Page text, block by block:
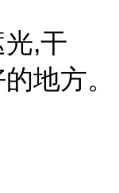
光,干
地方。